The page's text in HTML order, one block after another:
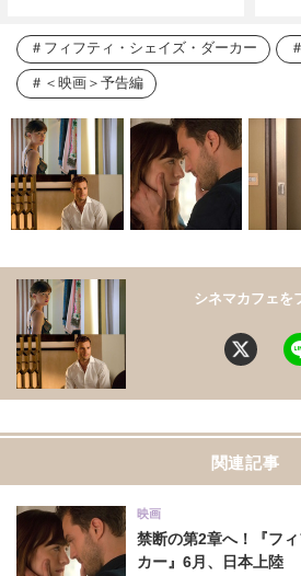
フィフティ・シェイズ・ダーカー
＜映画＞予告編
シネマカフェを
関連記事
禁断の第2章へ！『フ
カー』6月、日本上陸
映画